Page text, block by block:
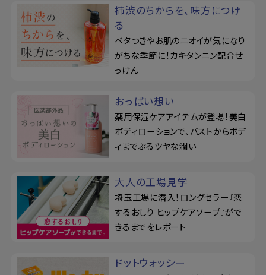
柿渋のちからを、味方につけ
る
ベタつきやお肌のニオイが気になり
がちな季節に！カキタンニン配合せ
っけん
おっぱい想い
薬用保湿ケアアイテムが登場！美白
ボディローションで、バストからボデ
ィまでぷるツヤな潤い
大人の工場見学
埼玉工場に潜入！ロングセラー『恋
するおしり ヒップケアソープ』がで
きるまでをレポート
ドットウォッシー